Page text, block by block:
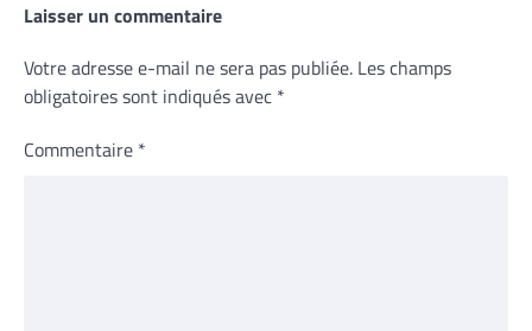
Laisser un commentaire
Votre adresse e-mail ne sera pas publiée. Les champs
obligatoires sont indiqués avec *
Commentaire *